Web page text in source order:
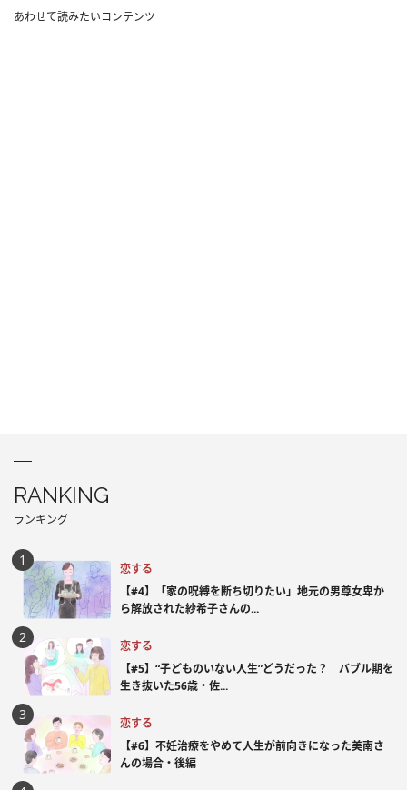
あわせて読みたいコンテンツ
RANKING
ランキング
恋する
【#4】「家の呪縛を断ち切りたい」地元の男尊女卑か
ら解放された紗希子さんの...
恋する
【#5】“子どものいない人生”どうだった？ バブル期を
生き抜いた56歳・佐...
恋する
【#6】不妊治療をやめて人生が前向きになった美南さ
んの場合・後編